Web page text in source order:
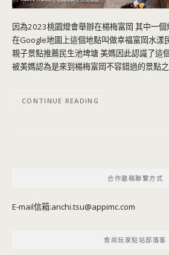
因為2023桃園燈會舉辦在楊梅富岡 其中一
在Google地圖上這個地點叫做幸福富岡水漾
親子景點推薦民生池埤塘 美媽因此認識了這
被美媽認為是來到楊梅富岡不容錯過的景點
CONTINUE READING
合作邀稿聯繫方式
E-mail信箱:anchi.tsu@appimc.com
食尚玩家駐站部落客